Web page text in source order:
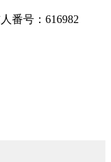
番号：616982